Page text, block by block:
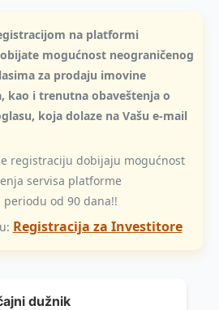
na platformi
mogućnost neograničenog
za prodaju imovine
kao i trenutna obaveštenja o
koja dolaze na Vašu e-mail
registraciju dobijaju mogućnost
servisa platforme
od 90 dana!!
Registracija za Investitore
dužnik